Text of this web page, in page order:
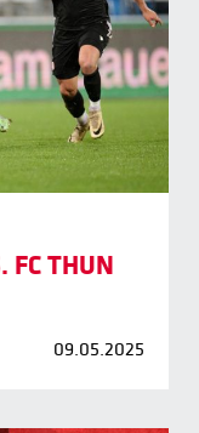
FC THUN
09.05.2025